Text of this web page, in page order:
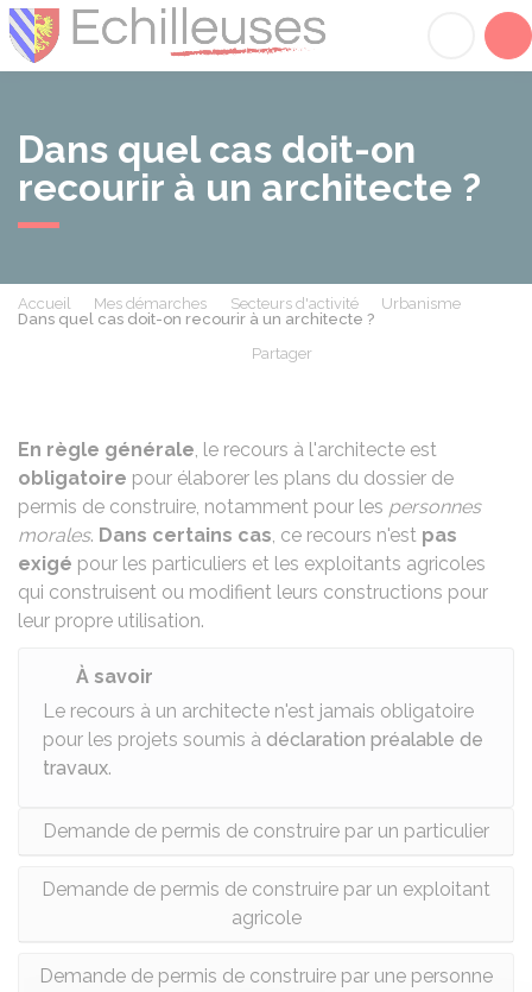
Dans quel cas doit-on
recourir à un architecte ?
Accueil Mes démarches Secteurs d'activité
Urbanisme
Dans quel cas doit-on recourir à un architecte ?
Partager
En règle générale, le recours à l'architecte est
obligatoire pour élaborer les plans du dossier de
permis de construire, notamment pour les personnes
morales. Dans certains cas, ce recours n'est pas
exigé pour les particuliers et les exploitants agricoles
qui construisent ou modifient leurs constructions pour
leur propre utilisation.
À savoir
Le recours à un architecte n'est jamais obligatoire
pour les projets soumis à déclaration préalable de
travaux.
Demande de permis de construire par un particulier
Demande de permis de construire par un exploitant
agricole
Demande de permis de construire par une personne